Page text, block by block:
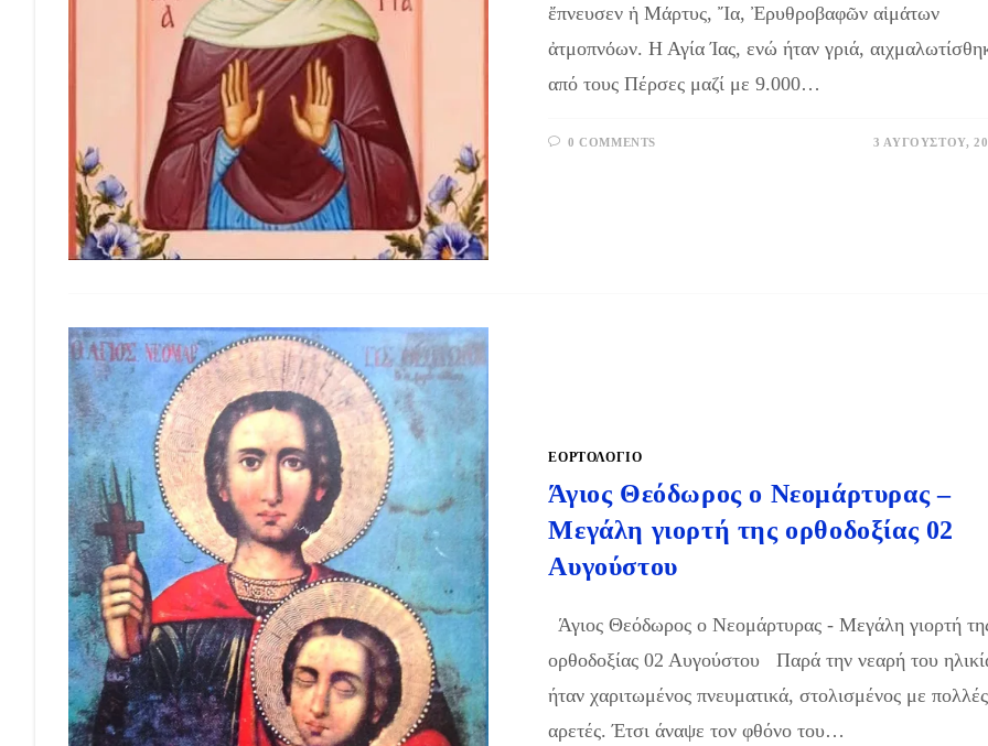
ἔπνευσεν ἡ Μάρτυς, Ἴα, Ἐρυθροβαφῶν αἱμάτων
ἀτμοπνόων. Η Αγία Ίας, ενώ ήταν γριά,
από τους Πέρσες μαζί με 9.000…
0 COMMENTS 3 ΑΥΓΟΎΣΤΟΥ,
ΕΟΡΤΟΛΟΓΙΟ
Άγιος Θεόδωρος ο Νεομάρτυρας –
Μεγάλη γιορτή της ορθοδοξίας 02
Αυγούστου
Άγιος Θεόδωρος ο Νεομάρτυρας - Μεγάλη γιορτή
ορθοδοξίας 02 Αυγούστου Παρά την νεαρή του
ήταν χαριτωμένος πνευματικά, στολισμένος με πολλές
αρετές. Έτσι άναψε τον φθόνο του…